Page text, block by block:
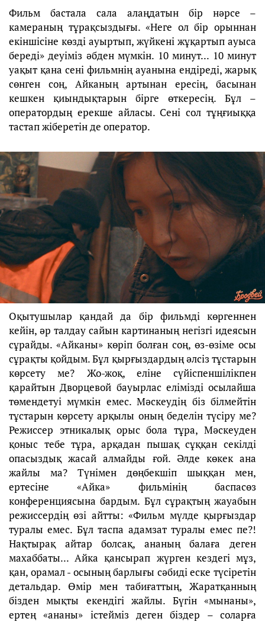
Фильм бастала сала алаңдатын бір нәрсе –
камераның тұрақсыздығы. «Неге ол бір орыннан
екіншісіне көзді ауыртып, жүйкені жұқартып ауыса
береді» деуіміз әбден мүмкін. 10 минут... 10 минут
уақыт қана сені фильмнің ауанына ендіреді, жарық
сөнген соң, Айканың артынан ересің, басынан
кешкен қиындықтарын бірге өткересің. Бұл –
оператордың ерекше айласы. Сені сол тұңғиыққа
тастап жіберетін де оператор.
Оқытушылар қандай да бір фильмді көргеннен
кейін, әр талдау сайын картинаның негізгі идеясын
сұрайды. «Айканы» көріп болған соң, өз-өзіме осы
сұрақты қойдым. Бұл қырғыздардың әлсіз тұстарын
көрсету ме? Жо-жоқ, еліне сүйіспеншілікпен
қарайтын Дворцевой бауырлас елімізді осылайша
төмендетуі мүмкін емес. Мәскеудің біз білмейтін
тұстарын көрсету арқылы оның беделін түсіру ме?
Режиссер этникалық орыс бола тұра, Мәскеуден
қоныс тебе тұра, арқадан пышақ сұққан секілді
опасыздық жасай алмайды ғой. Әлде көкек ана
жайлы ма? Түнімен дөңбекшіп шыққан мен,
ертесіне «Айка» фильмінің баспасөз
конференциясына бардым. Бұл сұрақтың жауабын
режиссердің өзі айтты: «Фильм мүлде қырғыздар
туралы емес. Бұл таспа адамзат туралы емес пе?!
Нақтырақ айтар болсақ, ананың балаға деген
махаббаты... Айка қансырап жүрген кездегі мұз,
қан, орамал - осының барлығы сәбиді еске түсіретін
детальдар. Өмір мен табиғаттың, Жаратқанның
бізден мықты екендігі жайлы. Бүгін «мынаны»,
ертең «ананы» істейміз деген біздер – соларға